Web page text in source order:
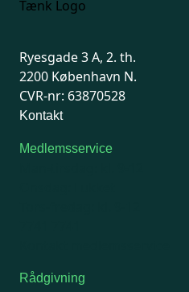
Ryesgade 3 A, 2. th.
2200 København N.
CVR-nr: 63870528
Kontakt
Medlemsservice
Rådgivning